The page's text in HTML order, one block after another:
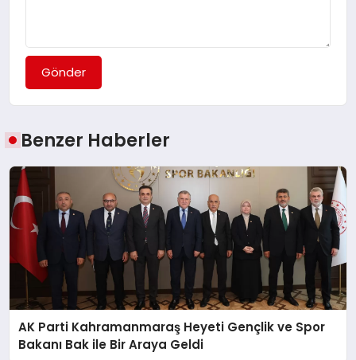
Gönder
Benzer Haberler
AK Parti Kahramanmaraş Heyeti Gençlik ve Spor
Bakanı Bak ile Bir Araya Geldi